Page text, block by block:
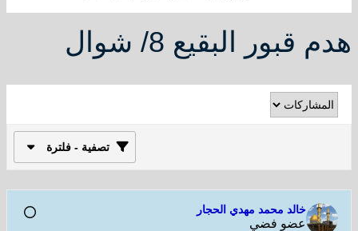
هدم قبور البقيع 8/ شوال
تصفية - فلترة
خالد محمد مهدي الحجار
عضو فضي